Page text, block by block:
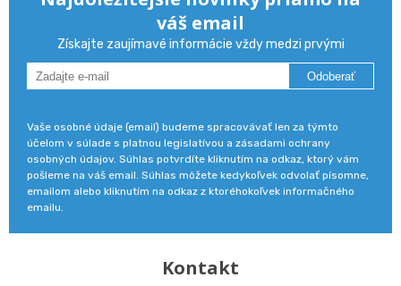
váš email
Získajte zaujímavé informácie vždy medzi prvými
Odoberať
Vaše osobné údaje (email) budeme spracovávať len za týmto
účelom v súlade s platnou legislatívou a zásadami ochrany
osobných údajov. Súhlas potvrdíte kliknutím na odkaz, ktorý vám
pošleme na váš email. Súhlas môžete kedykoľvek odvolať písomne,
emailom alebo kliknutím na odkaz z ktoréhokoľvek informačného
emailu.
Kontakt